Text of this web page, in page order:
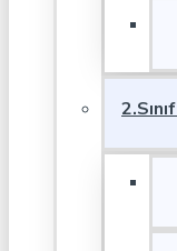
2.Sınıf